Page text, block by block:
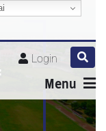
Login
Menu